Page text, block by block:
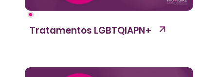
Tratamentos LGBTQIAPN+